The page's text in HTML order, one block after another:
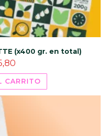
(x400 gr. en total)
CARRITO